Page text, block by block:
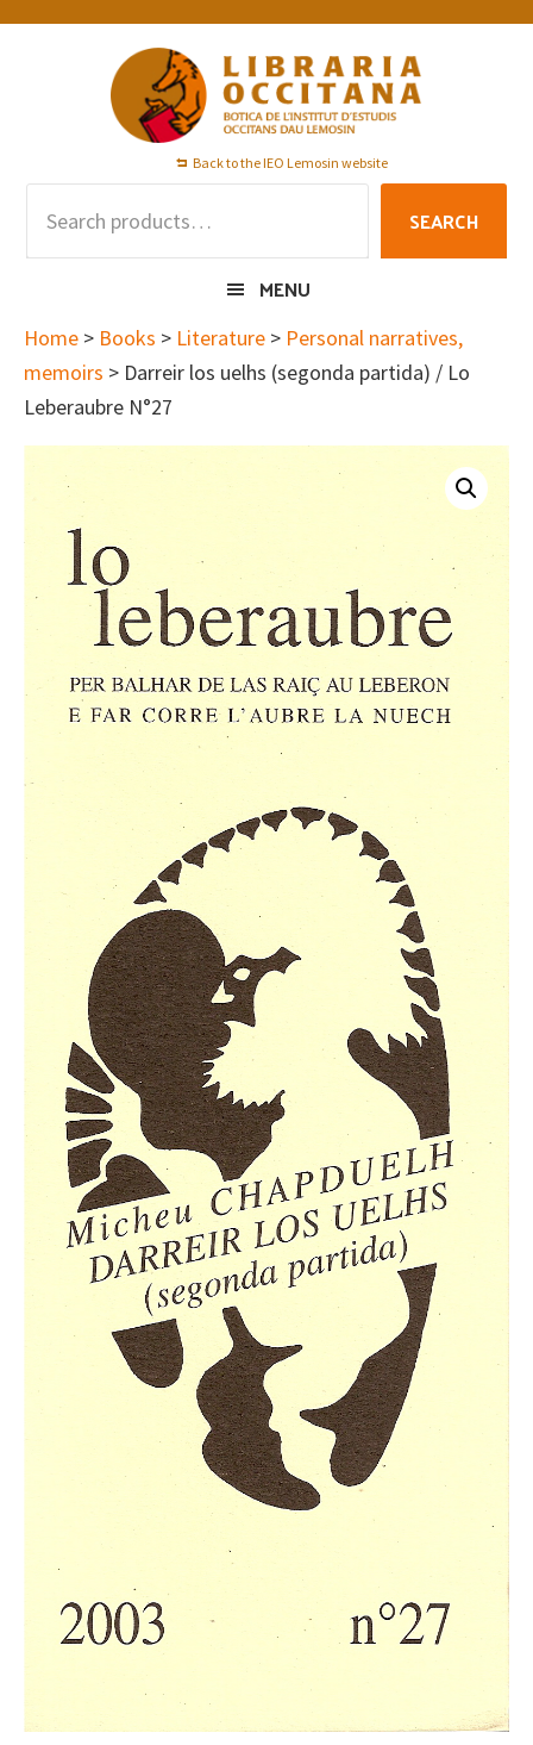
Skip
Skip
Skip
Back to the IEO Lemosin website
SEARCH
MENU
Home > Books > Literature > Personal narratives,
memoirs > Darreir los uelhs (segonda partida) / Lo
Leberaubre N°27